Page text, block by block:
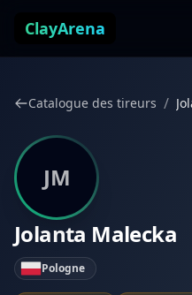
ClayArena
Catalogue des tireurs /
JM
Jolanta Malecka
Pologne